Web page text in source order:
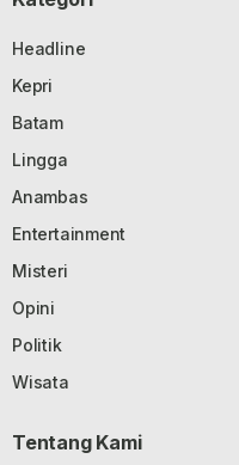
Headline
Kepri
Batam
Lingga
Anambas
Entertainment
Misteri
Opini
Politik
Wisata
Tentang Kami